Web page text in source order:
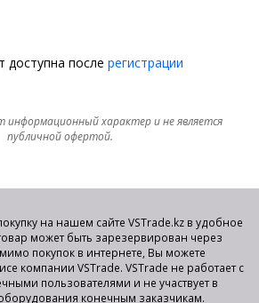
доступна после регистрации
информационный характер и не является
публичной офертой.
на нашем сайте VSTrade.kz в удобное
может быть зарезервирован через
покупок в интернете, Вы можете
компании VSTrade. VSTrade не работает с
пользователями и не участвует в
конечным заказчикам.